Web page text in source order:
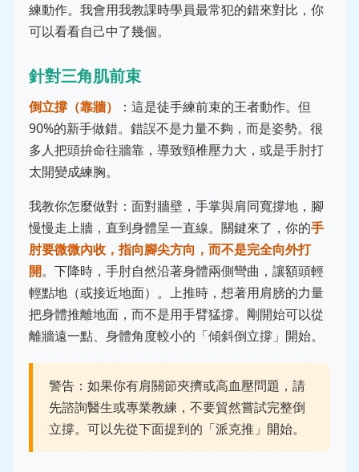
練動作。我會用我教課時學員最常犯的錯來對比，你
可以看看自己中了幾個。
針對三角肌前束
倒立撐（靠牆）
：這是徒手練前束的王者動作。但
90%的新手做錯。錯誤不是力量不夠，而是姿勢。很
多人把頭拚命往牆靠，導致頸椎壓力大，或是手肘打
太開變成練胸。
我教你怎麼做對：面對牆壁，手掌與肩同寬撐地，腳
慢慢走上牆，直到身體呈一直線。關鍵來了，你的手
肘要微微內收，指向腳尖方向，而不是完全向外打
開。下降時，手肘自然沿著身體兩側彎曲，讓額頭輕
輕點地（或接近地面）。上推時，想著用肩膀的力量
把身體推離地面，而不是用手臂猛撐。剛開始可以從
離牆遠一點、身體角度較小的「傾斜倒立撐」開始。
警告：如果你有肩關節夾擠或高血壓問題，請
先諮詢醫生或專業教練，不要貿然嘗試完整倒
立撐。可以先從下面提到的「派克推」開始。